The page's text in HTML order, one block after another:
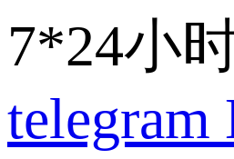
7*24小
telegram